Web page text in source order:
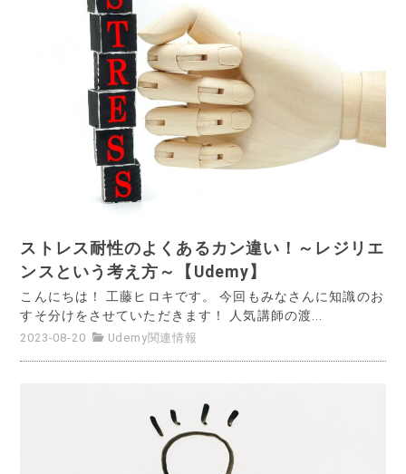
ストレス耐性のよくあるカン違い！～レジリエ
ンスという考え方～【Udemy】
こんにちは！ 工藤ヒロキです。 今回もみなさんに知識のお
すそ分けをさせていただきます！ 人気講師の渡...
2023-08-20 Udemy関連情報